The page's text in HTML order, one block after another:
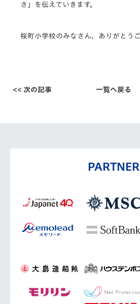
さ」を伝えていきます。
桜町小学校のみなさん、ありがとう
<< 次の記事 一覧へ戻る
PARTNER